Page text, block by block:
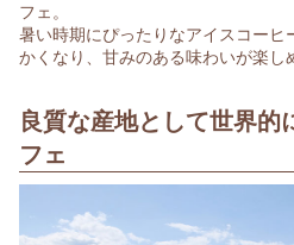
フェ。
暑い時期にぴったりなアイスコーヒ
かくなり、甘みのある味わいが楽し
良質な産地として世界的
フェ